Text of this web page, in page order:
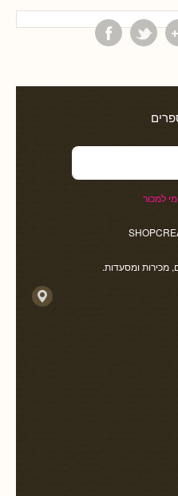
למכור
מכירות ומסעדות.